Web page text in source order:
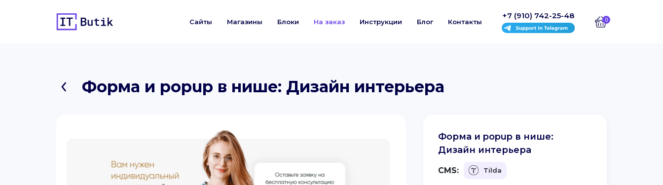
Сайты Магазины Блоки На заказ Инструкции Блог Контакты
+7 (910) 742-25-48 0
Форма и popup в нише: Дизайн интерьера
Форма и popup в нише:
Дизайн интерьера
CMS: Tilda